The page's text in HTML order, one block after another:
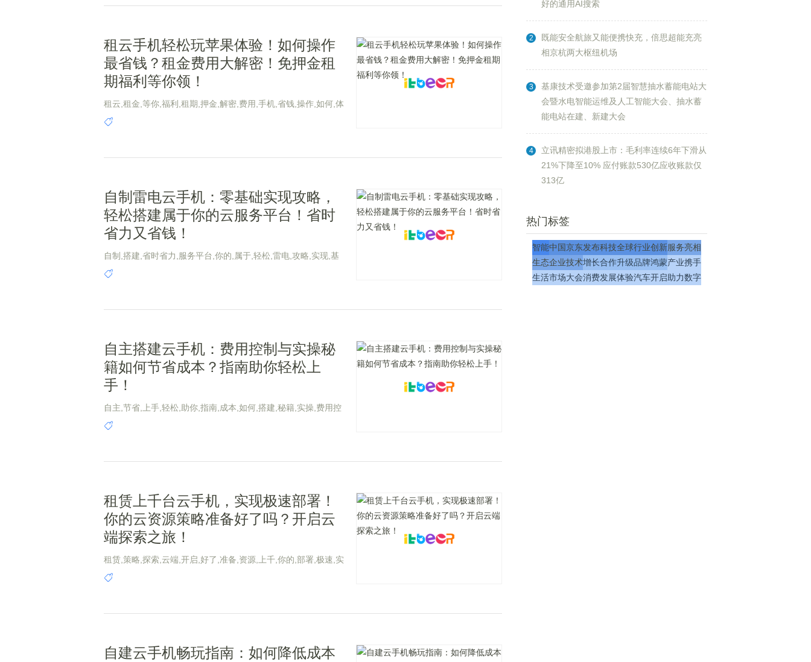
租云手机轻松玩苹果体验！如何操作
最省钱？租金费用大解密！免押金租
期福利等你领！
租云,租金,等你,福利,租期,押金,解密,费用,手机,省钱,操作,如何,体
验,苹果,轻松
自制雷电云手机：零基础实现攻略，
轻松搭建属于你的云服务平台！省时
省力又省钱！
自制,搭建,省时省力,服务平台,你的,属于,轻松,雷电,攻略,实现,基
础,手机,省钱
自主搭建云手机：费用控制与实操秘
籍如何节省成本？指南助你轻松上
手！
自主,节省,上手,轻松,助你,指南,成本,如何,搭建,秘籍,实操,费用控
制,手机
租赁上千台云手机，实现极速部署！
你的云资源策略准备好了吗？开启云
端探索之旅！
租赁,策略,探索,云端,开启,好了,准备,资源,上千,你的,部署,极速,实
现,手机,台云,之旅
自建云手机畅玩指南：如何降低成本
好的通用AI搜索
2
既能安全航旅又能便携快充，倍思超能充亮
相京杭两大枢纽机场
3
基康技术受邀参加第2届智慧抽水蓄能电站大
会暨水电智能运维及人工智能大会、抽水蓄
能电站在建、新建大会
4
立讯精密拟港股上市：毛利率连续6年下滑从
21%下降至10% 应付账款530亿应收账款仅
313亿
热门标签
智能中国京东发布科技全球行业创新服务亮相
生态企业技术增长合作升级品牌鸿蒙产业携手
生活市场大会消费发展体验汽车开启助力数字